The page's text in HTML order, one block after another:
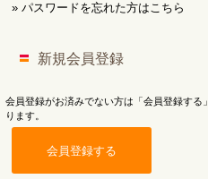
» パスワードを忘れた方はこちら
新規会員登録
会員登録がお済みでない方は「会員登録す
ります。
会員登録する